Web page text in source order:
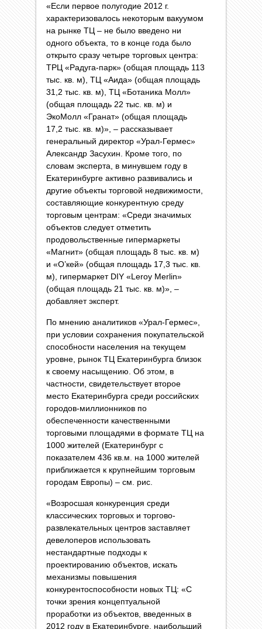
«Если первое полугодие 2012 г.
характеризовалось некоторым вакуумом
на рынке ТЦ – не было введено ни
одного объекта, то в конце года было
открыто сразу четыре торговых центра:
ТРЦ «Радуга-парк» (общая площадь 113
тыс. кв. м), ТЦ «Аида» (общая площадь
31,2 тыс. кв. м), ТЦ «Ботаника Молл»
(общая площадь 22 тыс. кв. м) и
ЭкоМолл «Гра­нат» (общая площадь
17,2 тыс. кв. м)», – рассказывает
генеральный директор «Урал-Гермес»
Александр Засухин. Кроме того, по
словам эксперта, в минувшем году в
Екатеринбурге активно развива­лись и
другие объекты торговой недвижимо­сти,
составляющие конкурентную среду
торговым центрам: «Среди значимых
объектов следует отметить
продовольственные гипермаркеты
«Магнит» (общая площадь 8 тыс. кв. м)
и «О’кей» (общая площадь 17,3 тыс. кв.
м), гипермаркет DIY «Leroy Mer­lin»
(общая площадь 21 тыс. кв. м)», –
добавляет эксперт.
По мнению аналитиков «Урал-Гермес»,
при условии сохранения покупательской
способности населения на текущем
уровне, рынок ТЦ Екатеринбурга близок
к своему насыщению. Об этом, в
частности, сви­детельст­вует второе
место Екатеринбурга среди рос­сий­ских
городов-миллионников по
обеспеченности качественными
торговыми площадями в формате ТЦ на
1000 жителей (Екатеринбург с
показателем 436 кв.м. на 1000 жителей
приближается к крупнейшим торговым
городам Европы) – см. рис.
«Возросшая конкуренция среди
классических торговых и торгово-
развлекательных центров заставляет
девелоперов использовать
нестандартные подходы к
проектированию объектов, искать
механизмы повышения
конкурентоспособности новых ТЦ: «С
точки зрения концептуальной
проработки из объектов, введенных в
2012 году в Екатеринбурге, наибольший